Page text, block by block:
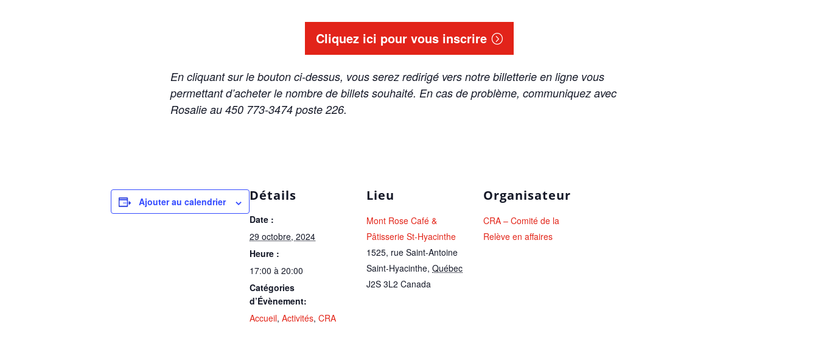
Cliquez ici pour vous inscrire
En cliquant sur le bouton ci-dessus, vous serez redirigé vers notre billetterie en ligne vous
permettant d’acheter le nombre de billets souhaité. En cas de problème, communiquez avec
Rosalie au 450 773-3474 poste 226.
Ajouter au calendrier Détails
Date :
29 octobre, 2024
Heure :
17:00 à 20:00
Catégories
d’Évènement:
Accueil, Activités, CRA
Lieu
Mont Rose Café &
Pâtisserie St-Hyacinthe
1525, rue Saint-Antoine
Saint-Hyacinthe, Québec
J2S 3L2 Canada
Organisateur
CRA – Comité de la
Relève en affaires